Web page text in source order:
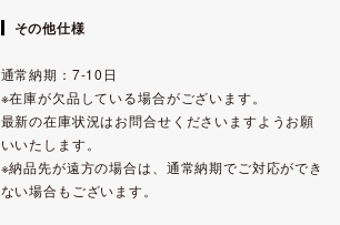
その他仕様
通常納期：7-10日
※在庫が欠品している場合がございます。
最新の在庫状況はお問合せくださいますようお願
いいたします。
※納品先が遠方の場合は、通常納期でご対応ができ
ない場合もございます。